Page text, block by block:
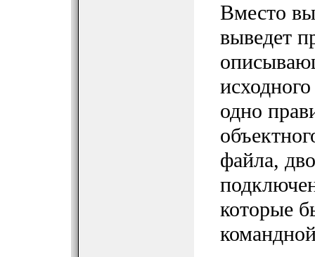
Вместо
выведет
одно
файла,
которые